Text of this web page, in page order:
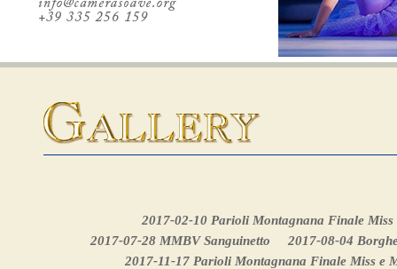
2017-02-10 Parioli Montagnana Finale
2017-07-28 MMBV Sanguinetto
2017-08-04
2017-11-17 Parioli Montagnana Finale Miss e